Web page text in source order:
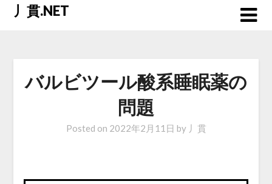
Skip丿貫.NET
バルビツール酸系睡眠薬の
問題
Posted on 2022年2月11日 by 丿貫